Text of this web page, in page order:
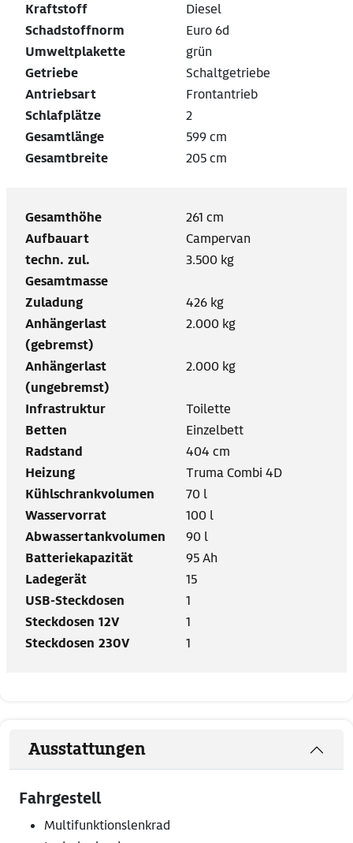
Kraftstoff
Diesel
Schadstoffnorm
Euro 6d
Umweltplakette
grün
Getriebe
Schaltgetriebe
Antriebsart
Frontantrieb
Schlafplätze
2
Gesamtlänge
599 cm
Gesamtbreite
205 cm
Gesamthöhe
261 cm
Aufbauart
Campervan
techn. zul.
Gesamtmasse
3.500 kg
Zuladung
426 kg
Anhängerlast
(gebremst)
2.000 kg
Anhängerlast
(ungebremst)
2.000 kg
Infrastruktur
Toilette
Betten
Einzelbett
Radstand
404 cm
Heizung
Truma Combi 4D
Kühlschrankvolumen
70 l
Wasservorrat
100 l
Abwassertankvolumen
90 l
Batteriekapazität
95 Ah
Ladegerät
15
USB-Steckdosen
1
Steckdosen 12V
1
Steckdosen 230V
1
Ausstattungen
Fahrgestell
Multifunktionslenkrad